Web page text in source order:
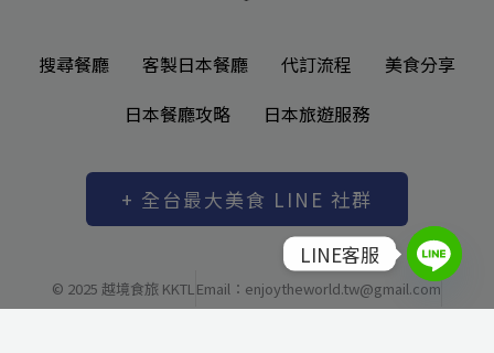
搜尋餐廳 客製日本餐廳 代訂流程
美食分享
日本餐廳攻略
日本旅遊服務
+ 全台最大美食 LINE 社群
© 2025 越境食旅 KKTLEmail：enjoytheworld.tw@gmail.com
LINE客服